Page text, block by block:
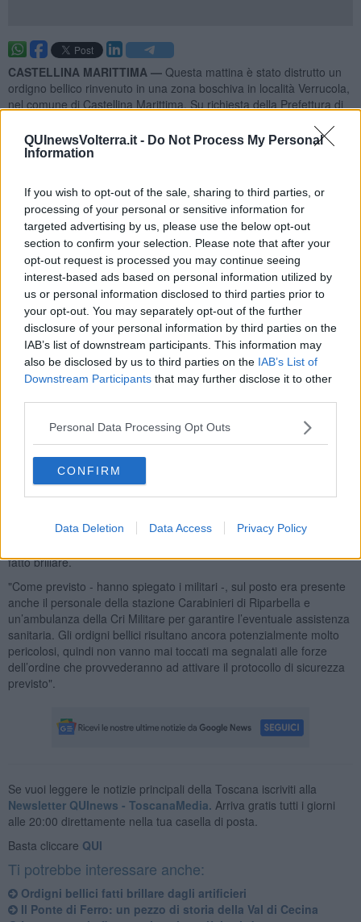
QUInewsVolterra.it - Do Not Process My Personal
Information
If you wish to opt-out of the sale, sharing to third parties, or
processing of your personal or sensitive information for
targeted advertising by us, please use the below opt-out
section to confirm your selection. Please note that after your
opt-out request is processed you may continue seeing
interest-based ads based on personal information utilized by
us or personal information disclosed to third parties prior to
your opt-out. You may separately opt-out of the further
disclosure of your personal information by third parties on the
IAB’s list of downstream participants. This information may
also be disclosed by us to third parties on the IAB’s List of
Downstream Participants that may further disclose it to other
Personal Data Processing Opt Outs
CONFIRM
Data Deletion Data Access Privacy Policy
CASTELLINA MARITTIMA — Questa mattina è stato distrutto un
ordigno bellico rinvenuto in una zona boschiva in località Verrucola,
nel comune di Castellina Marittima. Su richiesta della Prefettura di
genio pontieri di Piacenza.
L'ordigno trovato nel bosco
65 mm di nazionalità italiana. L’ordigno è stato trasportato in
fatto brillare.
"Come previsto - hanno spiegato i militari -, sul posto era presente
anche il personale della stazione Carabinieri di Riparbella e
un’ambulanza della Cri Militare per garantire l’eventuale assistenza
sanitaria. Gli ordigni bellici risultano ancora potenzialmente molto
pericolosi, quindi non vanno mai toccati ma segnalati alle forze
dell’ordine che provvederanno ad attivare il protocollo di sicurezza
previsto".
Se vuoi leggere le notizie principali della Toscana iscriviti alla
Newsletter QUInews - ToscanaMedia. Arriva gratis tutti i giorni
alle 20:00 direttamente nella tua casella di posta.
Basta cliccare QUI
Ti potrebbe interessare anche:
Ordigni bellici fatti brillare dagli artificieri
Il Ponte di Ferro: un pezzo di storia della Val di Cecina